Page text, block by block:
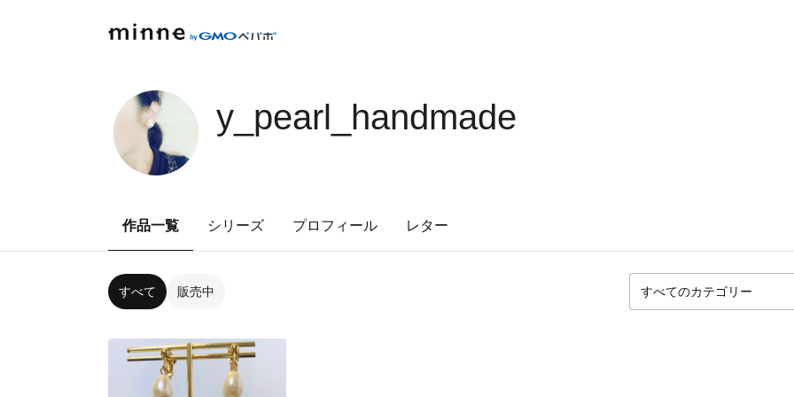
y_pearl_handmade
作品一覧 シリーズ プロフィール レター
すべて 販売中